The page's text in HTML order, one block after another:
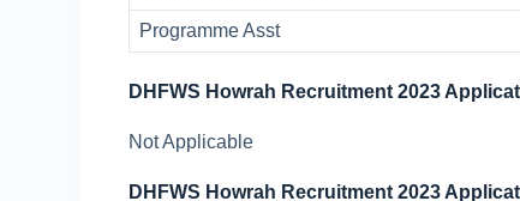
Programme Asst
DHFWS Howrah Recruitment 2023
Not Applicable
DHFWS Howrah Recruitment 2023